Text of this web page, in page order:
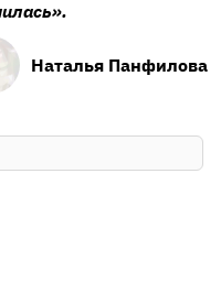
Наталья Панфилова